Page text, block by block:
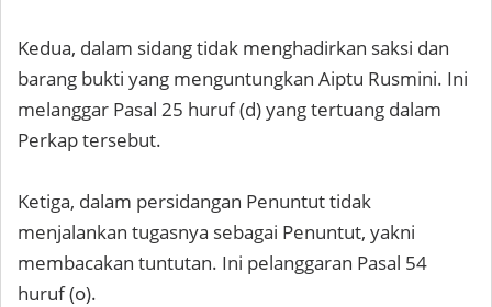
Kedua, dalam sidang tidak menghadirkan saksi dan
barang bukti yang menguntungkan Aiptu Rusmini. Ini
melanggar Pasal 25 huruf (d) yang tertuang dalam
Perkap tersebut.
Ketiga, dalam persidangan Penuntut tidak
menjalankan tugasnya sebagai Penuntut, yakni
membacakan tuntutan. Ini pelanggaran Pasal 54
huruf (o).